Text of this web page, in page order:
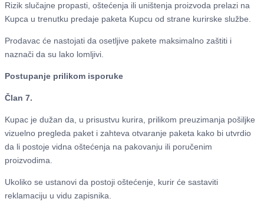
Rizik slučajne propasti, oštećenja ili uništenja proizvoda prelazi na
Kupca u trenutku predaje paketa Kupcu od strane kurirske službe.
Prodavac će nastojati da osetljive pakete maksimalno zaštiti i
naznači da su lako lomljivi.
Postupanje prilikom isporuke
Član 7.
Kupac je dužan da, u prisustvu kurira, prilikom preuzimanja pošiljke
vizuelno pregleda paket i zahteva otvaranje paketa kako bi utvrdio
da li postoje vidna oštećenja na pakovanju ili poručenim
proizvodima.
Ukoliko se ustanovi da postoji oštećenje, kurir će sastaviti
reklamaciju u vidu zapisnika.